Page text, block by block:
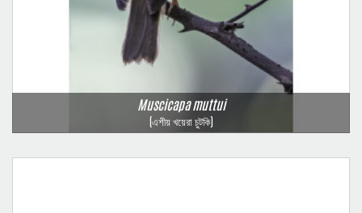
Muscicapa muttui
(এশীয় খয়েরা চুটকি)